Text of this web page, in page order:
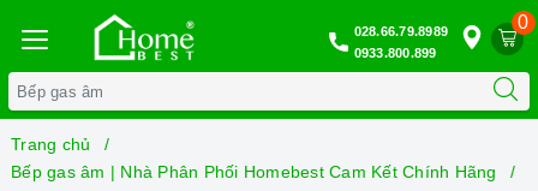
0
028.66.79.8989
0933.800.899
Trang chủ
Bếp gas âm | Nhà Phân Phối Homebest Cam Kết Chính Hãng